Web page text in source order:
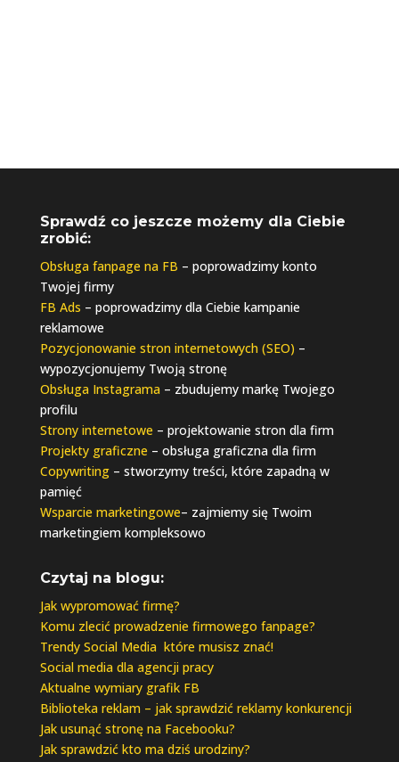
Sprawdź co jeszcze możemy dla Ciebie
zrobić:
Obsługa fanpage na FB – poprowadzimy konto
Twojej firmy
FB Ads – poprowadzimy dla Ciebie kampanie
reklamowe
Pozycjonowanie stron internetowych (SEO) –
wypozycjonujemy Twoją stronę
Obsługa Instagrama– zbudujemy markę Twojego
profilu
Strony internetowe – projektowanie stron dla firm
Projekty graficzne – obsługa graficzna dla firm
Copywriting– stworzymy treści, które zapadną w
pamięć
Wsparcie marketingowe– zajmiemy się Twoim
marketingiem kompleksowo
Czytaj na blogu:
Jak wypromować firmę?
Komu zlecić prowadzenie firmowego fanpage?
Trendy Social Media które musisz znać!
Social media dla agencji pracy
Aktualne wymiary grafik FB
Biblioteka reklam – jak sprawdzić reklamy konkurencji
Jak usunąć stronę na Facebooku?
Jak sprawdzić kto ma dziś urodziny?